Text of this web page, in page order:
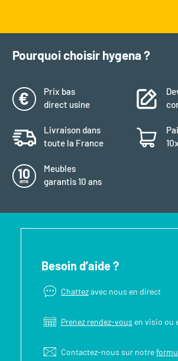
Pourquoi choisir hygena ?
Prix bas
direct usine
Livraison dans
toute la France
Meubles
garantis 10 ans
Besoin d’aide ?
Chattezavec nous en direct
Prenez rendez-vous en visio ou
Contactez-nous sur notre